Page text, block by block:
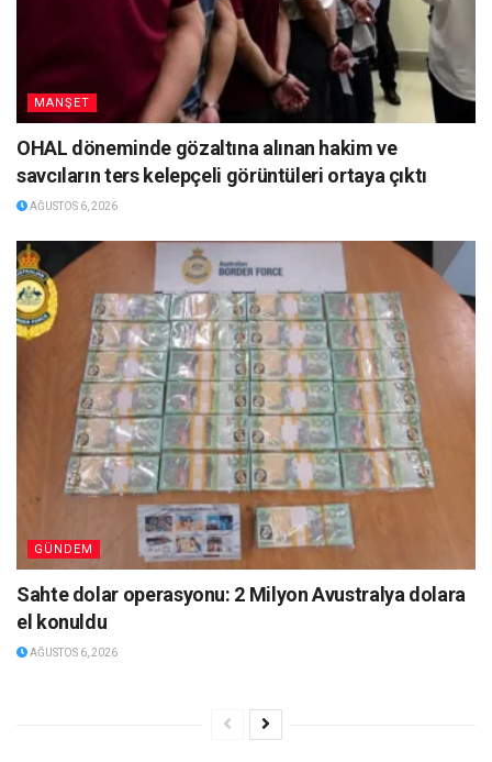
MANŞET
OHAL döneminde gözaltına alınan hakim ve
savcıların ters kelepçeli görüntüleri ortaya çıktı
AĞUSTOS 6, 2026
GÜNDEM
Sahte dolar operasyonu: 2 Milyon Avustralya dolara
el konuldu
AĞUSTOS 6, 2026